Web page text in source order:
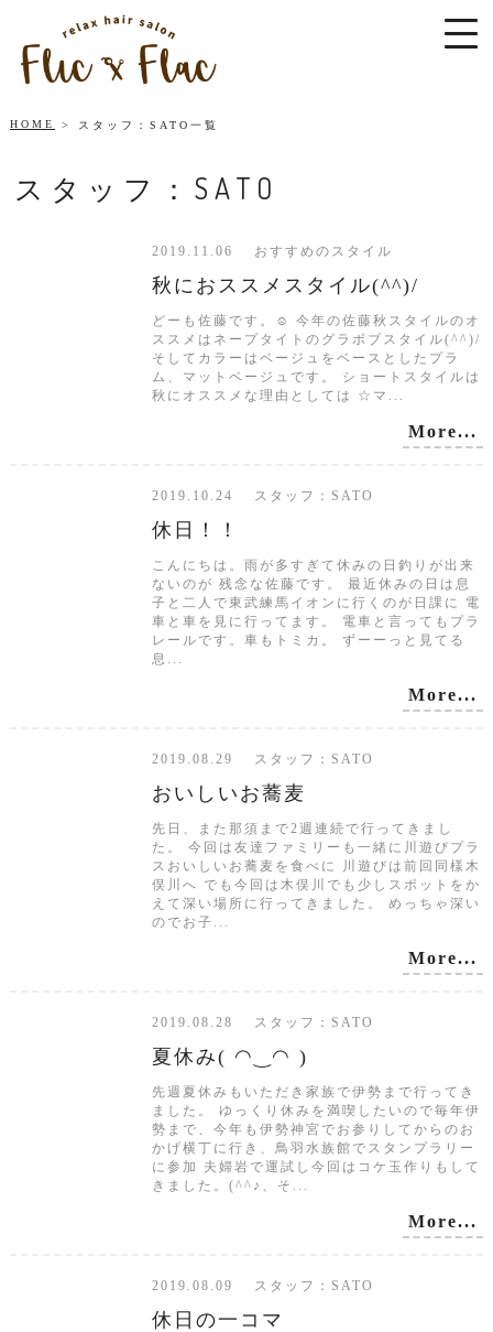
HOME スタッフ：SATO一覧
スタッフ：SATO
2019.11.06 おすすめのスタイル
秋におススメスタイル(^^)/
どーも佐藤です。☺ 今年の佐藤秋スタイルのオ
ススメはネープタイトのグラボブスタイル(^^)/
そしてカラーはベージュをベースとしたプラ
ム、マットベージュです。 ショートスタイルは
秋にオススメな理由としては ☆マ...
More...
2019.10.24 スタッフ：SATO
休日！！
こんにちは。雨が多すぎて休みの日釣りが出来
ないのが 残念な佐藤です。 最近休みの日は息
子と二人で東武練馬イオンに行くのが日課に 電
車と車を見に行ってます。 電車と言ってもプラ
レールです。車もトミカ。 ずーーっと見てる
息...
More...
2019.08.29 スタッフ：SATO
おいしいお蕎麦
先日、また那須まで2週連続で行ってきまし
た。 今回は友達ファミリーも一緒に川遊びプラ
スおいしいお蕎麦を食べに 川遊びは前回同様木
俣川へ でも今回は木俣川でも少しスポットをか
えて深い場所に行ってきました。 めっちゃ深い
のでお子...
More...
2019.08.28 スタッフ：SATO
夏休み( ◠‿◠ )
先週夏休みもいただき家族で伊勢まで行ってき
ました。 ゆっくり休みを満喫したいので毎年伊
勢まで、今年も伊勢神宮でお参りしてからのお
かげ横丁に行き、鳥羽水族館でスタンプラリー
に参加 夫婦岩で運試し今回はコケ玉作りもして
きました。(^^♪、そ...
More...
2019.08.09 スタッフ：SATO
休日の一コマ